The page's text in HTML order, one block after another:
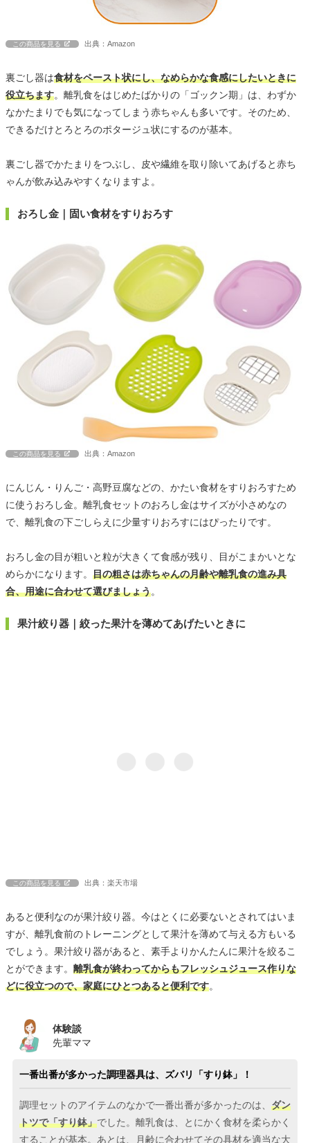
この商品を見る 出典：Amazon
裏ごし器は食材をペースト状にし、なめらかな食感にしたいときに
役立ちます。離乳食をはじめたばかりの「ゴックン期」は、わずか
なかたまりでも気になってしまう赤ちゃんも多いです。そのため、
できるだけとろとろのポタージュ状にするのが基本。
裏ごし器でかたまりをつぶし、皮や繊維を取り除いてあげると赤ち
ゃんが飲み込みやすくなりますよ。
おろし金｜固い食材をすりおろす
この商品を見る 出典：Amazon
にんじん・りんご・高野豆腐などの、かたい食材をすりおろすため
に使うおろし金。離乳食セットのおろし金はサイズが小さめなの
で、離乳食の下ごしらえに少量すりおろすにはぴったりです。
おろし金の目が粗いと粒が大きくて食感が残り、目がこまかいとな
めらかになります。 目の粗さは赤ちゃんの月齢や離乳食の進み具
合、用途に合わせて選びましょう。
果汁絞り器｜絞った果汁を薄めてあげたいときに
この商品を見る 出典：楽天市場
あると便利なのが果汁絞り器。今はとくに必要ないとされてはいま
すが、離乳食前のトレーニングとして果汁を薄めて与える方もいる
でしょう。果汁絞り器があると、素手よりかんたんに果汁を絞るこ
とができます。 離乳食が終わってからもフレッシュジュース作りな
どに役立つので、家庭にひとつあると便利です。
体験談
先輩ママ
一番出番が多かった調理器具は、ズバリ「すり鉢」！
調理セットのアイテムのなかで一番出番が多かったのは、 ダン
トツで「すり鉢」でした。離乳食は、とにかく食材を柔らかく
することが基本。あとは、月齢に合わせてその具材を適当な大